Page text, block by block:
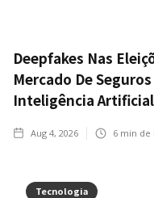
Deepfakes Nas
Mercado De
Inteligência Artificial
Aug 4, 2026 6 min de
Tecnologia